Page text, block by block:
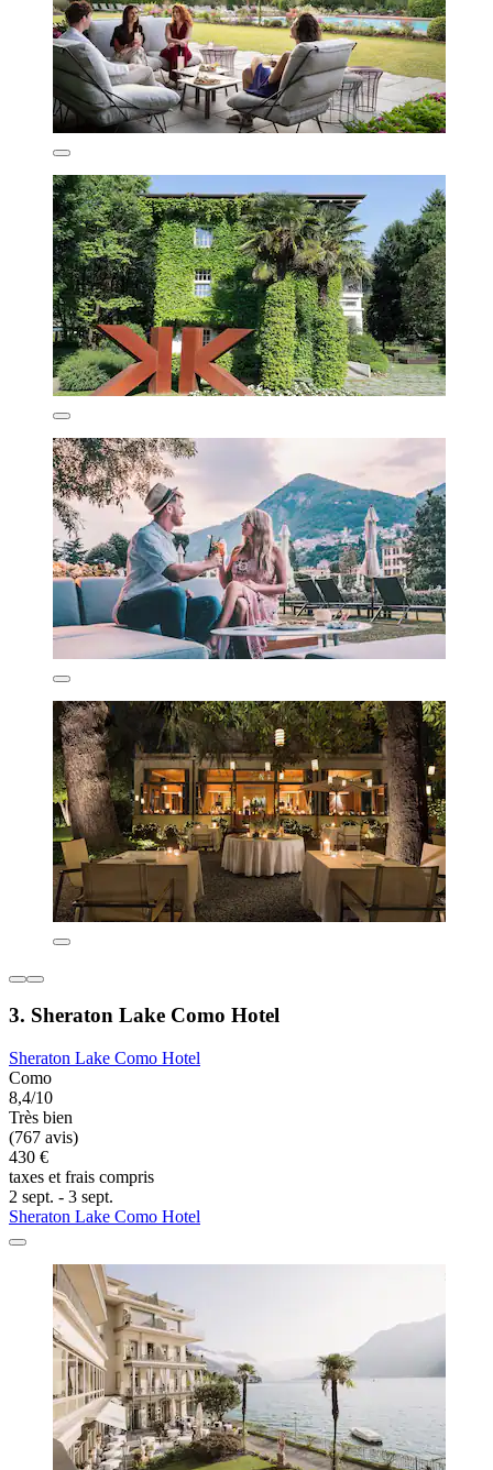
3. Sheraton Lake Como Hotel
Sheraton Lake Como Hotel
Como
8,4/10
Très bien
(767 avis)
430 €
taxes et frais compris
2 sept. - 3 sept.
Sheraton Lake Como Hotel